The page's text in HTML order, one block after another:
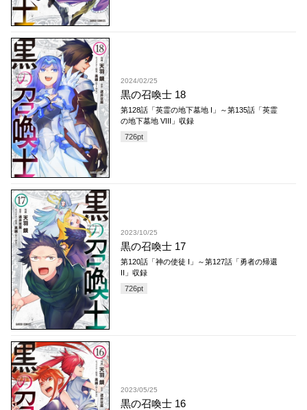
2024/02/25
黒の召喚士 18
第128話「英霊の地下墓地 I」～第135話「英霊
の地下墓地 VIII」収録
726pt
2023/10/25
黒の召喚士 17
第120話「神の使徒 I」～第127話「勇者の帰還
II」収録
726pt
2023/05/25
黒の召喚士 16